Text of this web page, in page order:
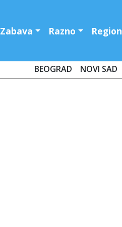
Zabava Razno Region
BEOGRAD NOVI SAD